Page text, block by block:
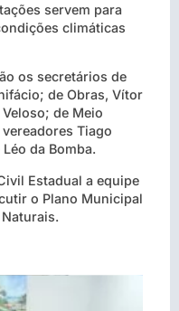
servem para
climáticas
os secretários de
de Obras, Vítor
de Meio
Tiago
da Bomba.
Estadual a equipe
o Plano Municipal